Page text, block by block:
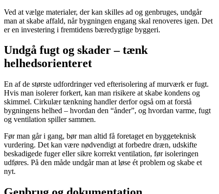
Ved at vælge materialer, der kan skilles ad og genbruges, undgår
man at skabe affald, når bygningen engang skal renoveres igen. Det
er en investering i fremtidens bæredygtige byggeri.
Undgå fugt og skader – tænk
helhedsorienteret
En af de største udfordringer ved efterisolering af murværk er fugt.
Hvis man isolerer forkert, kan man risikere at skabe kondens og
skimmel. Cirkulær tænkning handler derfor også om at forstå
bygningens helhed – hvordan den “ånder”, og hvordan varme, fugt
og ventilation spiller sammen.
Før man går i gang, bør man altid få foretaget en byggeteknisk
vurdering. Det kan være nødvendigt at forbedre dræn, udskifte
beskadigede fuger eller sikre korrekt ventilation, før isoleringen
udføres. På den måde undgår man at løse ét problem og skabe et
nyt.